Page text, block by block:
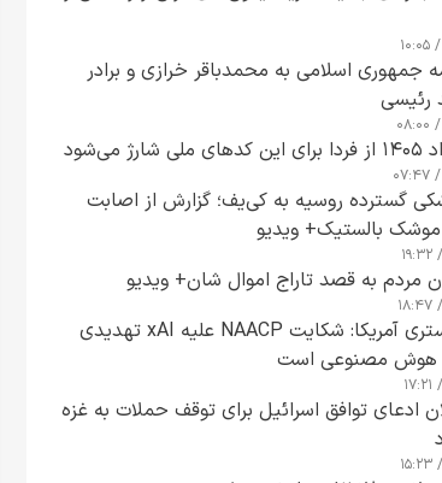
جمهوری اسلامی به محمدباقر خرازی و برادر
رئیسی
گسترده روسیه به کی‌یف؛ گزارش از اصابت
مردم به قصد تاراج اموال شان+ ویدیو
وزارت دادگستری آمریکا: شکایت NAACP علیه xAI تهدیدی
هوش مصنوعی است
ادعای توافق اسرائیل برای توقف حملات به غزه